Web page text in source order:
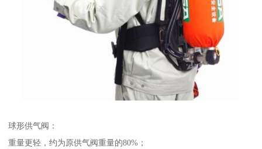
球形供气阀：
重量更轻，约为原供气阀重量的80%；